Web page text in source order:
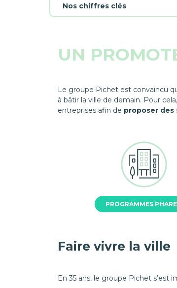
Nos chiffres clés
UN
Le groupe Pichet est convaincu
à bâtir la ville de demain. Pour
entreprises afin de proposer
PROGRAMMES
Faire vivre la ville
En 35 ans, le groupe Pichet s’est